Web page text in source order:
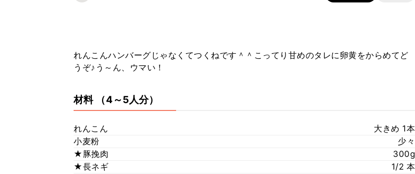
れんこんハンバーグじゃなくてつくねです＾＾こってり甘めのタレに卵黄をからめてど
うぞ♪う～ん、ウマい！
材料 （4～5人分）
れんこん
大きめ 1本
小麦粉
少々
★豚挽肉
300g
★長ネギ
1/2 本